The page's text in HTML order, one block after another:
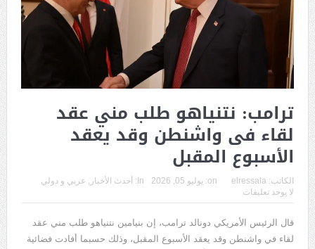
ترامب: نتنياهو طلب مني عقد
لقاء فى واشنطن وقد يعقد
الأسبوع المقبل
الكاتب: elressala
on: يوليو 05, 2026 In: أحدث الأخبار , عربي و دولي
لا يوجد تعليقات
قال الرئيس الأمريكي دونالد ترامب، إن بنيامين نتنياهو طلب مني عقد
لقاء في واشنطن وقد يعقد الأسبوع المقبل، وذلك حسبما أفادت فضائية